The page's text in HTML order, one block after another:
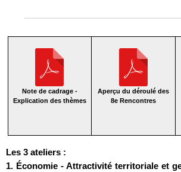
Note de cadrage -
Explication des thèmes
Aperçu du déroulé des
8e Rencontres
Les 3 ateliers :
1. Économie - Attractivité territoriale et